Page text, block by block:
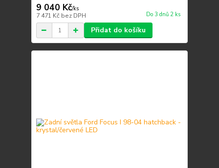
9 040 Kč/ks
7 471 Kč bez DPH Do 3 dnů 2 ks
Přidat do košíku